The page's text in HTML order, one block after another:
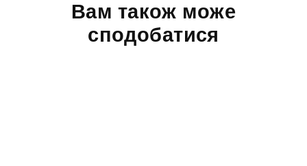
Вам також може
сподобатися